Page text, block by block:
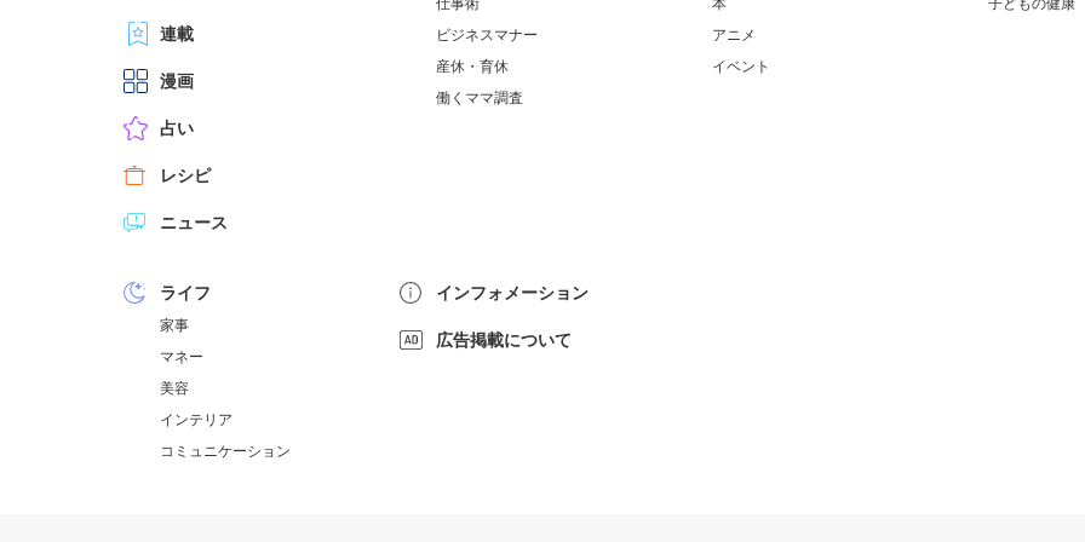
連載
漫画
占い
レシピ
ニュース
仕事術
ビジネスマナー
産休・育休
働くママ調査
本
アニメ
イベント
子どもの健康
ライフ
家事
マネー
美容
インテリア
コミュニケーション
インフォメーション
広告掲載について